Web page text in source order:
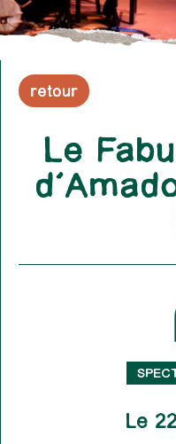
retour
Le
Le